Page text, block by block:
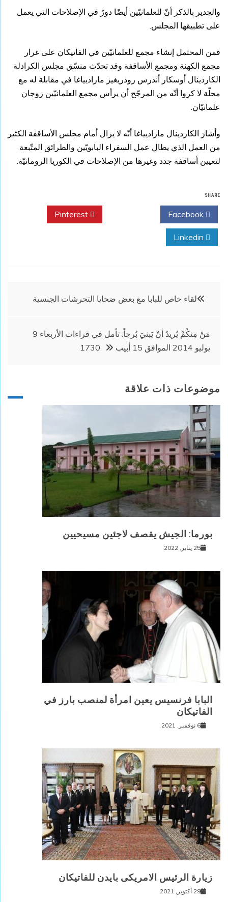
والجدير بالذكر أنّ للعلمانيّين أيضًا دورٌ في الإصلاحات التي يعمل
على تطبيقها المجلس.
فمن المحتمل إنشاء مجمع للعلمانيّين في الفاتيكان على غرار
مجمع الكهنة ومجمع الأساقفة وقد تحدّث منسّق مجلس الكرادلة
الكاردينال أوسكار أندرس رودريغيز ماراديياغا في مقابلة له مع
مجلّة لا كروا أنّه من المرجّح أن يرأس مجمع العلمانيّين زوجان
علمانيّان.
وأشارَ الكاردينال ماراديياغا أنّه لا يزال أمام مجلس الأساقفة الكثير
من العمل الذي يطال عمل السفراء البابويّين والطرائق المتّبعة
لتعيين أساقفة جدد وغيرها من الإصلاحات في الكوريا الرومانيّة.
SHARE
تصفّح
المقالات
لقاء خاص للبابا مع بعض ضحايا التحرشات الجنسية
مَنْ مِنكُمْ يُريدُ أنْ يَبنيَ بُرجاً: تأمل في قراءات الأربعاء 9
يوليو 2014 الموافق 15 أبيب 1730
موضوعات ذات علاقة
بورما: الجيش يقصف لاجئين مسيحيين
25 يناير, 2022
البابا فرنسيس يعين امرأة لمنصب بارز في
الفاتيكان
6 نوفمبر, 2021
زيارة الرئيس الامريكى بايدن للفاتيكان
29 أكتوبر, 2021